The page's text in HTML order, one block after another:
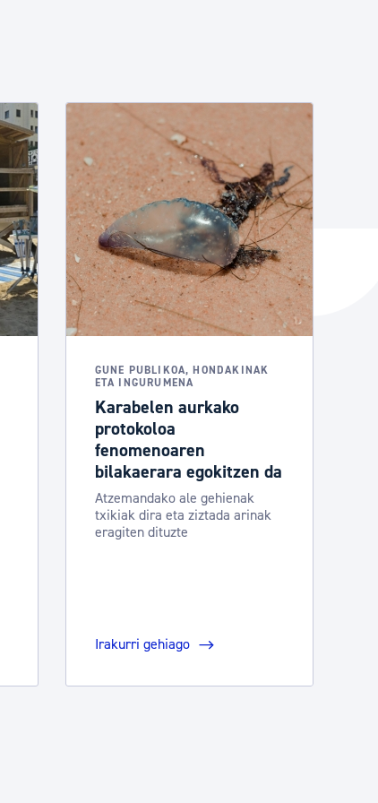
GUNE PUBLIKOA, HONDAKINAK
ETA INGURUMENA
Karabelen aurkako
protokoloa
fenomenoaren
bilakaerara egokitzen da
Atzemandako ale gehienak
txikiak dira eta ziztada arinak
eragiten dituzte
Irakurri gehiago